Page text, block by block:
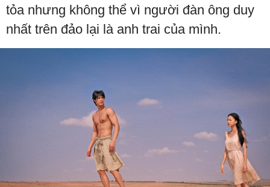
tỏa nhưng không thể vì người đàn ông duy
nhất trên đảo lại là anh trai của mình.